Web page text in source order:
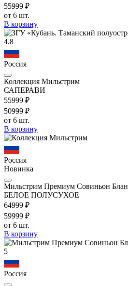
55999 ₽
от 6 шт.
В корзину
4.8
Россия
Коллекция Мильстрим
САПЕРАВИ
55999 ₽
50999 ₽
от 6 шт.
В корзину
Россия
Новинка
Мильстрим Премиум Совиньон Блан
БЕЛОЕ ПОЛУСУХОЕ
64999 ₽
59999 ₽
от 6 шт.
В корзину
5
Россия